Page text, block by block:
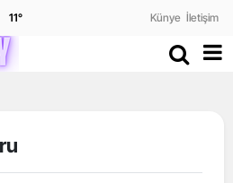
11° Künye İletişim